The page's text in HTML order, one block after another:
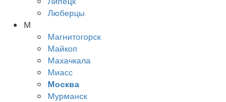
Люберцы
М
Магнитогорск
Майкоп
Махачкала
Миасс
Москва
Мурманск